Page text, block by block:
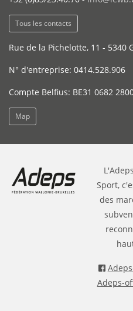
Tous les contacts
Rue de la Pichelotte, 11 - 5340
N° d'entreprise: 0414.528.906
Compte Belfius: BE31 0682
Map
Sport,
des
Adeps-